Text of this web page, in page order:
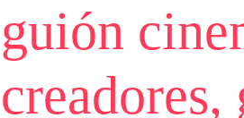
guión